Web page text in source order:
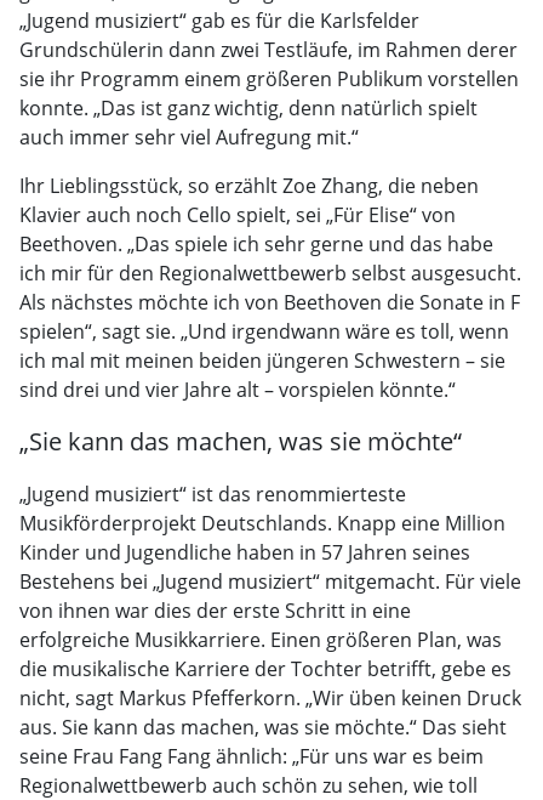
„Jugend musiziert“ gab es für die Karlsfelder
Grundschülerin dann zwei Testläufe, im Rahmen derer
sie ihr Programm einem größeren Publikum vorstellen
konnte. „Das ist ganz wichtig, denn natürlich spielt
auch immer sehr viel Aufregung mit.“
Ihr Lieblingsstück, so erzählt Zoe Zhang, die neben
Klavier auch noch Cello spielt, sei „Für Elise“ von
Beethoven. „Das spiele ich sehr gerne und das habe
ich mir für den Regionalwettbewerb selbst ausgesucht.
Als nächstes möchte ich von Beethoven die Sonate in F
spielen“, sagt sie. „Und irgendwann wäre es toll, wenn
ich mal mit meinen beiden jüngeren Schwestern – sie
sind drei und vier Jahre alt – vorspielen könnte.“
„Sie kann das machen, was sie möchte“
„Jugend musiziert“ ist das renommierteste
Musikförderprojekt Deutschlands. Knapp eine Million
Kinder und Jugendliche haben in 57 Jahren seines
Bestehens bei „Jugend musiziert“ mitgemacht. Für viele
von ihnen war dies der erste Schritt in eine
erfolgreiche Musikkarriere. Einen größeren Plan, was
die musikalische Karriere der Tochter betrifft, gebe es
nicht, sagt Markus Pfefferkorn. „Wir üben keinen Druck
aus. Sie kann das machen, was sie möchte.“ Das sieht
seine Frau Fang Fang ähnlich: „Für uns war es beim
Regionalwettbewerb auch schön zu sehen, wie toll